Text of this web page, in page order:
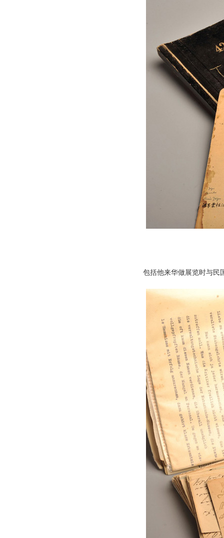
包括他来华做展览时与民